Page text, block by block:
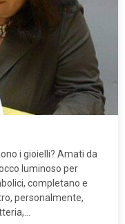
i gioielli? Amati da
luminoso per
completano e
personalmente,